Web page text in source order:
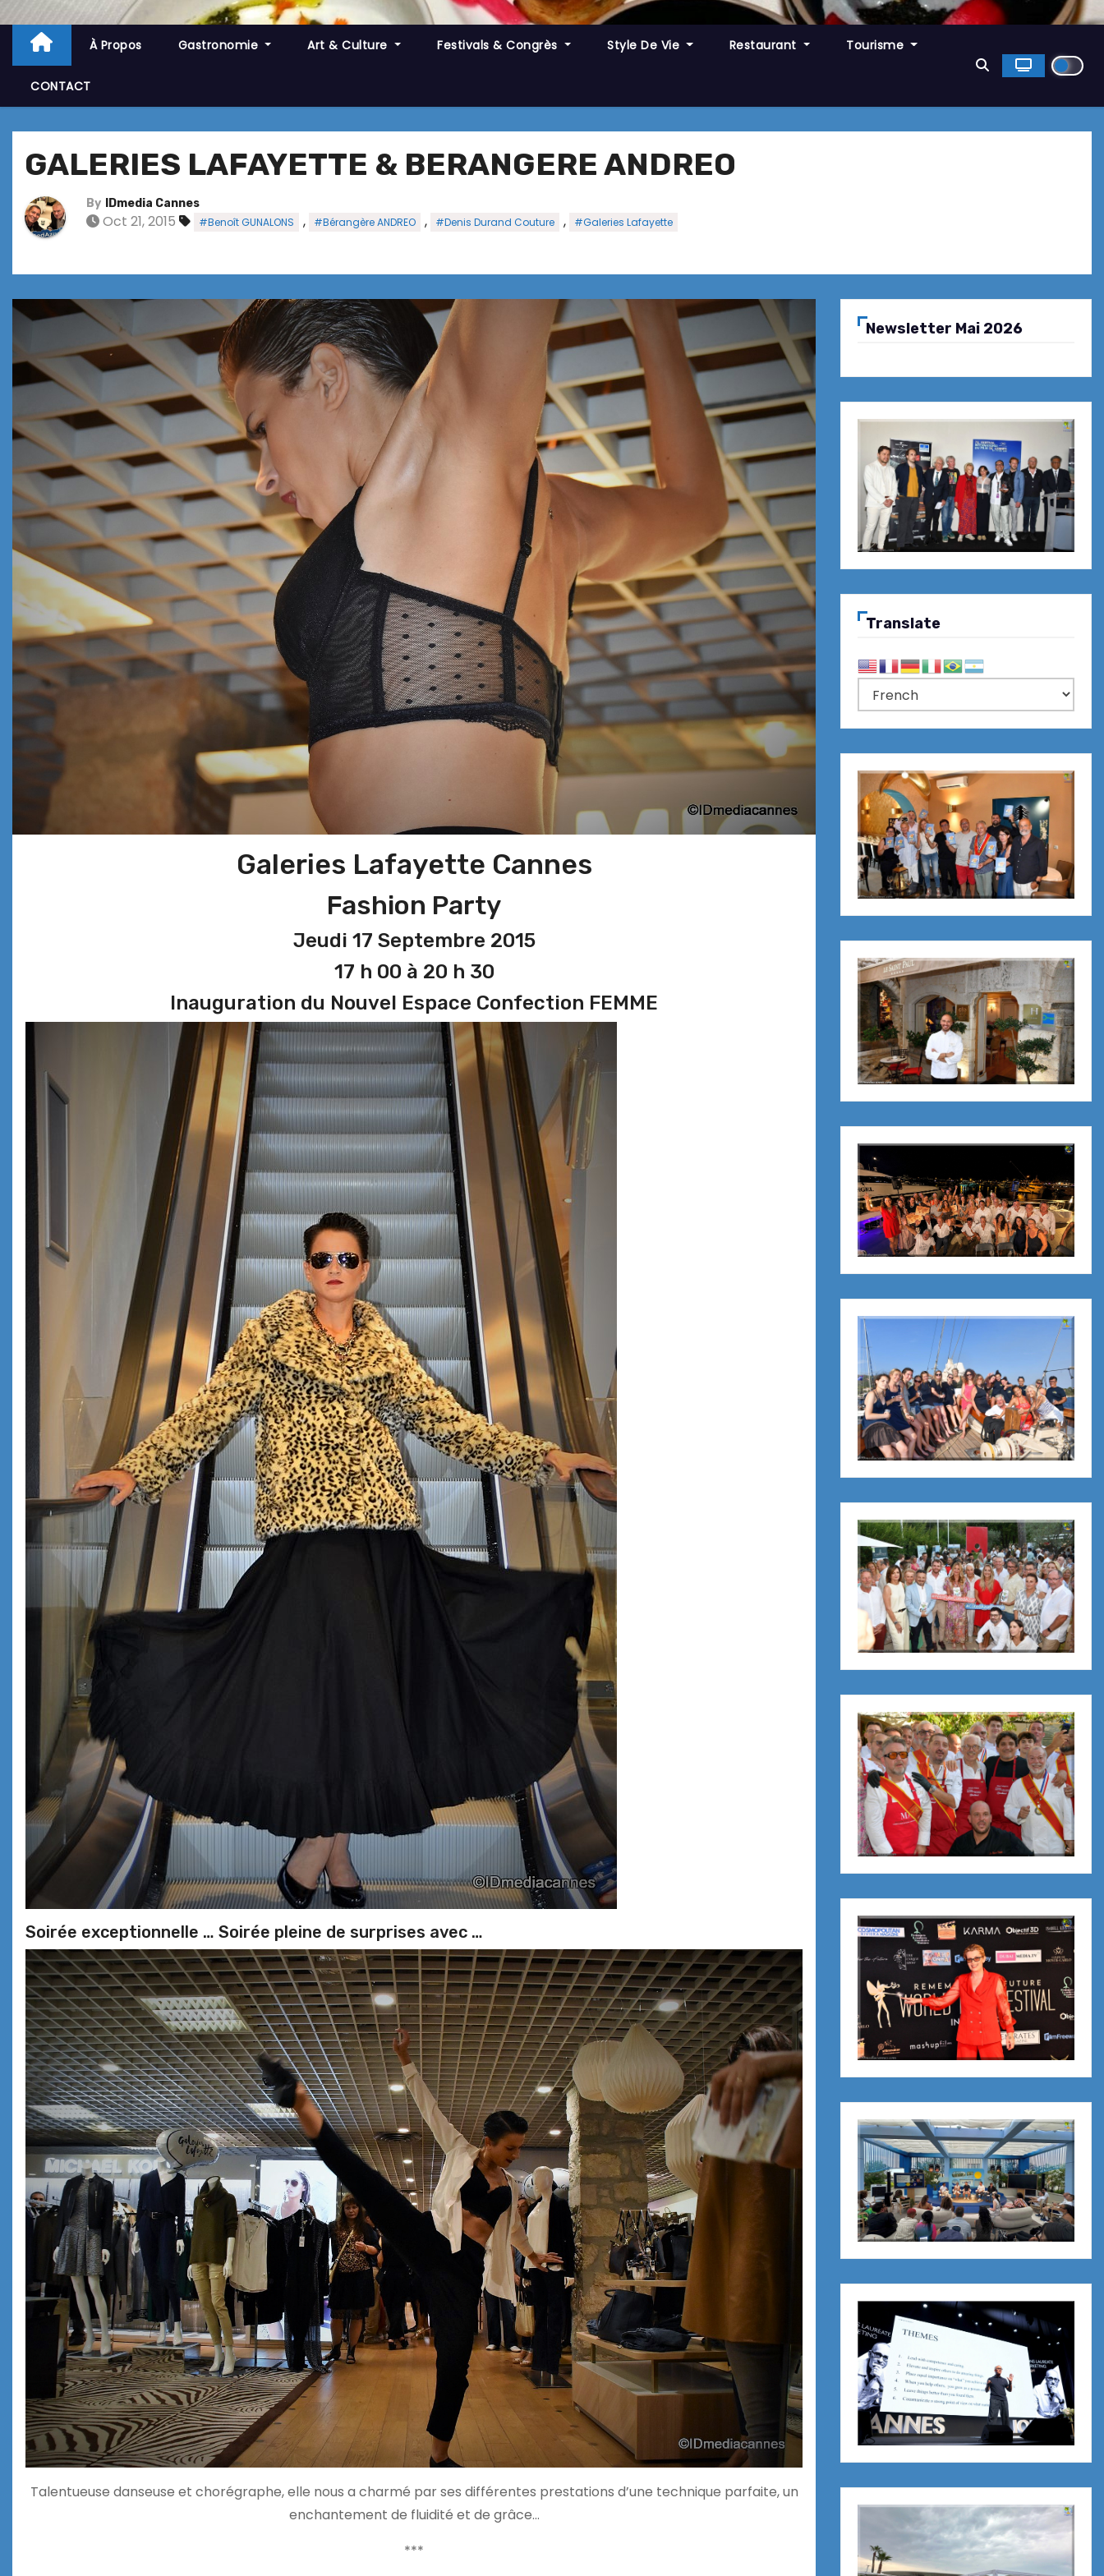
À Propos Gastronomie Art & Culture Festivals & Congrès Style De Vie Restaurant Tourisme
CONTACT
GALERIES LAFAYETTE & BERANGERE ANDREO
By IDmedia Cannes
Oct 21, 2015 #Benoît GUNALONS , #Bérangère ANDREO , #Denis Durand Couture , #Galeries Lafayette
Galeries Lafayette Cannes
Fashion Party
Jeudi 17 Septembre 2015
17 h 00 à 20 h 30
Inauguration du Nouvel Espace Confection FEMME
Soirée exceptionnelle … Soirée pleine de surprises avec …
Talentueuse danseuse et chorégraphe, elle nous a charmé par ses différentes prestations d’une technique parfaite, un
enchantement de fluidité et de grâce…
***
Newsletter Mai 2026
Translate